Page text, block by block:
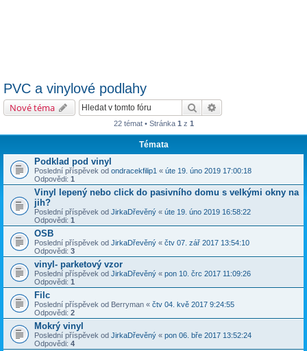
PVC a vinylové podlahy
Nové téma Hledat
22 témat • Stránka 1 z 1
Témata
Podklad pod vinyl
Poslední příspěvek od ondracekfilip1 « úte 19. úno 2019 17:00:18
Odpovědi: 1
Vinyl lepený nebo click do pasivního domu s velkými okny na
jih?
Poslední příspěvek od JirkaDřevěný « úte 19. úno 2019 16:58:22
Odpovědi: 1
OSB
Poslední příspěvek od JirkaDřevěný « čtv 07. zář 2017 13:54:10
Odpovědi: 3
vinyl- parketový vzor
Poslední příspěvek od JirkaDřevěný « pon 10. črc 2017 11:09:26
Odpovědi: 1
Filc
Poslední příspěvek od Berryman « čtv 04. kvě 2017 9:24:55
Odpovědi: 2
Mokrý vinyl
Poslední příspěvek od JirkaDřevěný « pon 06. bře 2017 13:52:24
Odpovědi: 4